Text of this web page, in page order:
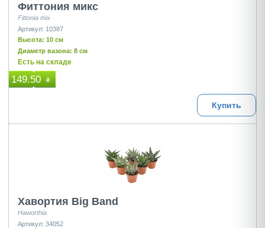
Фиттония микс
Fittonia mix
Артикул: 10387
Высота: 10 см
Диаметр вазона: 8 см
Есть на складе
149.50 ₴
Купить
Хавортия Big Band
Haworthia
Артикул: 34052